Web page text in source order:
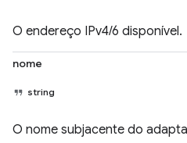
O endereço IPv4/6 disponível.
nome
string
O nome subjacente do